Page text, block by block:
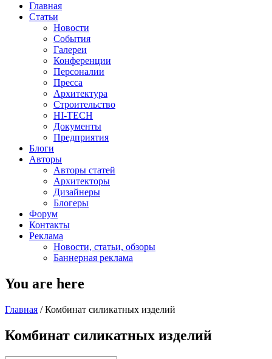
Главная
Статьи
Новости
События
Галереи
Конференции
Персоналии
Пресса
Архитектура
Строительство
HI-TECH
Документы
Предприятия
Блоги
Авторы
Авторы статей
Архитекторы
Дизайнеры
Блогеры
Форум
Контакты
Реклама
Новости, статьи, обзоры
Баннерная реклама
You are here
Главная / Комбинат силикатных изделий
Комбинат силикатных изделий